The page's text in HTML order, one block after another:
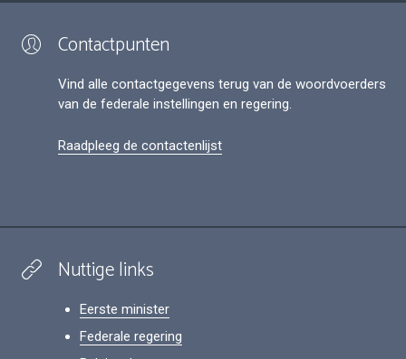
Contactpunten
Vind alle contactgegevens terug van de woordvoerders
van de federale instellingen en regering.
Raadpleeg de contactenlijst
Nuttige links
Eerste minister
Federale regering